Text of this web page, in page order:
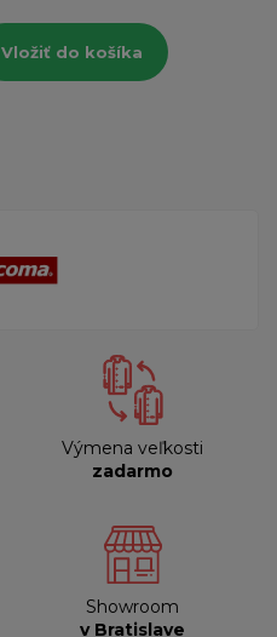
Vložiť do košíka
Výmena veľkosti
zadarmo
Showroom
v Bratislave